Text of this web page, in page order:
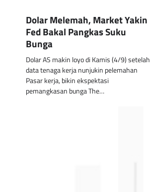
Dolar Melemah, Market Yakin
Fed Bakal Pangkas Suku
Bunga
Dolar AS makin loyo di Kamis (4/9) setelah
data tenaga kerja nunjukin pelemahan
Pasar kerja, bikin ekspektasi
pemangkasan bunga The…